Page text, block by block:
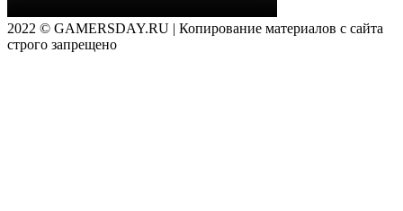
2022 © GAMERSDAY.RU | Копирование материалов с сайта
строго запрещено